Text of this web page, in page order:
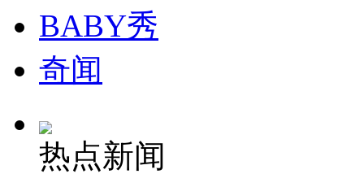
纽约上演“枕头大战”
BABY秀
奇闻
热点新闻